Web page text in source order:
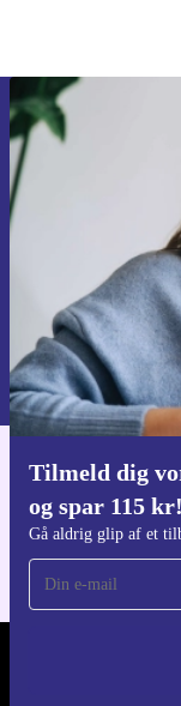
Tilmeld dig
og spar 115 kr!
Gå aldrig glip af et
Du kan finde
Privatlivspolitik